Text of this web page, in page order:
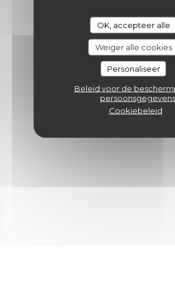
OK, accepteer alle
Weiger alle cookies
Personaliseer
Beleid voor de
persoonsgegevens
Cookiebeleid